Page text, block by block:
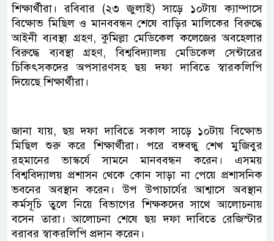
শিক্ষার্থীরা। রবিবার (২৩ জুলাই) সাড়ে ১০টায় ক্যাম্পাসে
বিক্ষোভ মিছিল ও মানববন্ধন শেষে বাড়ির মালিকের বিরুদ্ধে
আইনী ব্যবস্থা গ্রহণ, কুমিল্লা মেডিকেল কলেজের অবহেলার
বিরুদ্ধে ব্যবস্থা গ্রহণ, বিশ্ববিদ্যালয় মেডিকেল সেন্টারের
চিকিৎসকদের অপসারণসহ ছয় দফা দাবিতে স্বারকলিপি
দিয়েছে শিক্ষার্থীরা।
জানা যায়, ছয় দফা দাবিতে সকাল সাড়ে ১০টায় বিক্ষোভ
মিছিল শুরু করে শিক্ষার্থীরা। পরে বঙ্গবন্ধু শেখ মুজিবুর
রহমানের ভাস্কর্যে সামনে মানববন্ধন করেন। এসময়
বিশ্ববিদ্যালয় প্রশাসন থেকে কোন সাড়া না পেয়ে প্রশাসনিক
ভবনের অবস্থান করেন। উপ উপাচার্যের আশ্বাসে অবস্থান
কর্মসূচি তুলে নিয়ে বিভাগের শিক্ষকদের সাথে আলোচনায়
বসেন তারা। আলোচনা শেষে ছয় দফা দাবিতে রেজিস্টার
বরাবর স্বাকরলিপি প্রদান করেন।